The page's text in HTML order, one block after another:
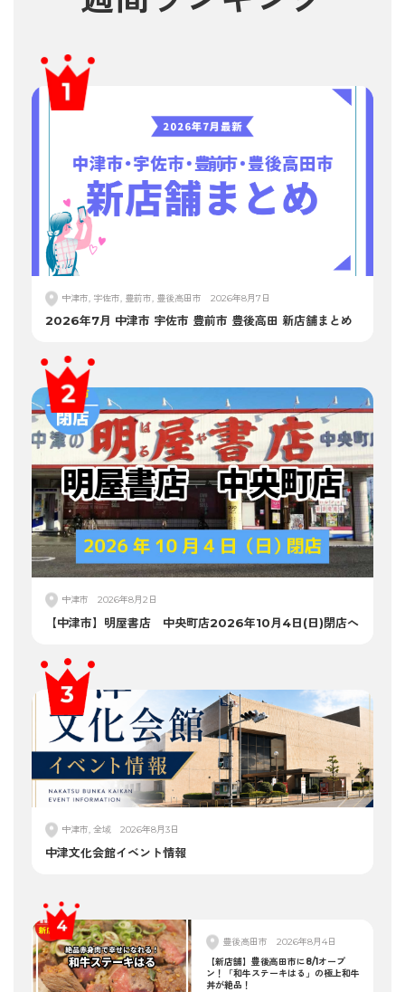
中津市, 宇佐市, 豊前市, 豊後高田市 2026年8月7日
2026年7月 中津市 宇佐市 豊前市 豊後高田 新店舗まとめ
中津市 2026年8月2日
【中津市】明屋書店 中央町店2026年10月4日(日)閉店へ
中津市, 全域 2026年8月3日
中津文化会館イベント情報
豊後高田市
2026年8月4日
【新店舗】豊後高田市に8/1オープ
ン！「和牛ステーキはる」の極上和牛
丼が絶品！